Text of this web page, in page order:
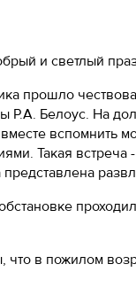
и светлый
прошло
Р.А. Белоус. На
вспомнить
Такая
в пожилом